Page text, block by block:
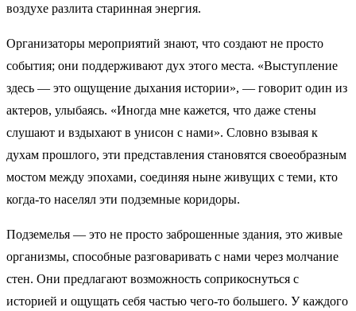
воздухе разлита старинная энергия.
Организаторы мероприятий знают, что создают не просто
события; они поддерживают дух этого места. «Выступление
здесь — это ощущение дыхания истории», — говорит один из
актеров, улыбаясь. «Иногда мне кажется, что даже стены
слушают и вздыхают в унисон с нами». Словно взывая к
духам прошлого, эти представления становятся своеобразным
мостом между эпохами, соединяя ныне живущих с теми, кто
когда-то населял эти подземные коридоры.
Подземелья — это не просто заброшенные здания, это живые
организмы, способные разговаривать с нами через молчание
стен. Они предлагают возможность соприкоснуться с
историей и ощущать себя частью чего-то большего. У каждого